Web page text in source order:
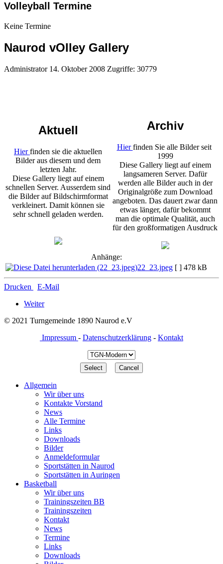
Volleyball Termine
Keine Termine
Naurod vOlley Gallery
Administrator 14. Oktober 2008 Zugriffe: 30779
Aktuell
Hierfinden sie die aktuellen
Bilder aus diesem und dem
letzten Jahr.
Diese Gallery liegt auf einem
schnellen Server. Ausserdem sind
die Bilder auf Bildschirmformat
verkleinert. Damit können sie
sehr schnell geladen werden.
Archiv
Hierfinden Sie alle Bilder seit
1999
Diese Gallery liegt auf einem
langsameren Server. Dafür
werden alle Bilder auch in der
Originalgröße zum Download
angeboten. Das dauert zwar dann
etwas länger, dafür bekommt
man die optimale Qualität, auch
für den großformatigen Ausdruck
Anhänge:
22_23.jpeg [ ] 478 kB
Drucken
E-Mail
Weiter
© 2021 Turngemeinde 1890 Naurod e.V
Impressum - Datenschutzerklärung - Kontakt
Allgemein
Wir über uns
Kontakte Vorstand
News
Alle Termine
Links
Downloads
Bilder
Anmeldeformular
Sportstätten in Naurod
Sportstätten in Auringen
Basketball
Wir über uns
Trainingszeiten BB
Trainingszeiten
Kontakt
News
Termine
Links
Downloads